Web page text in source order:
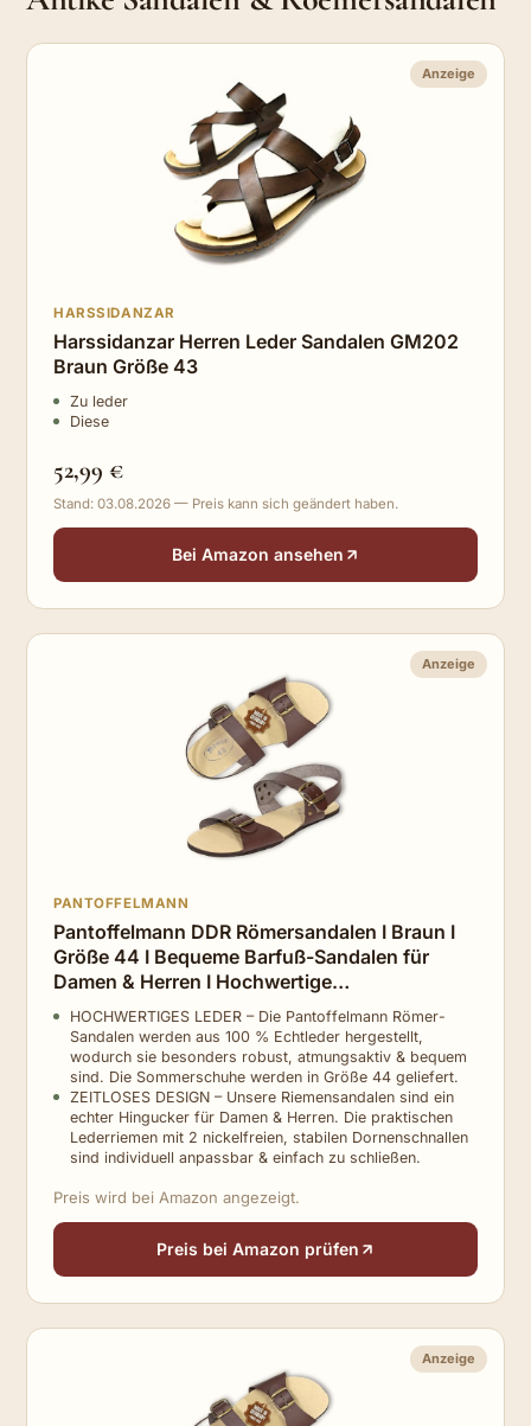
Anzeige
HARSSIDANZAR
Harssidanzar Herren Leder Sandalen GM202
Braun Größe 43
Zu leder
Diese
52,99 €
Stand: 03.08.2026 — Preis kann sich geändert haben.
Bei Amazon ansehen
Anzeige
PANTOFFELMANN
Pantoffelmann DDR Römersandalen I Braun I
Größe 44 I Bequeme Barfuß-Sandalen für
Damen & Herren I Hochwertige
Riemchensandalen aus echtem Leder I Zeitlose
Schuhe mit verstellbaren Riemen
HOCHWERTIGES LEDER – Die Pantoffelmann Römer-
Sandalen werden aus 100 % Echtleder hergestellt,
wodurch sie besonders robust, atmungsaktiv & bequem
sind. Die Sommerschuhe werden in Größe 44 geliefert.
ZEITLOSES DESIGN – Unsere Riemensandalen sind ein
echter Hingucker für Damen & Herren. Die praktischen
Lederriemen mit 2 nickelfreien, stabilen Dornenschnallen
sind individuell anpassbar & einfach zu schließen.
Preis wird bei Amazon angezeigt.
Preis bei Amazon prüfen
Anzeige